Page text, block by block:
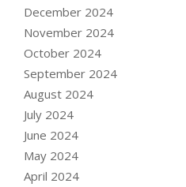
December 2024
November 2024
October 2024
September 2024
August 2024
July 2024
June 2024
May 2024
April 2024